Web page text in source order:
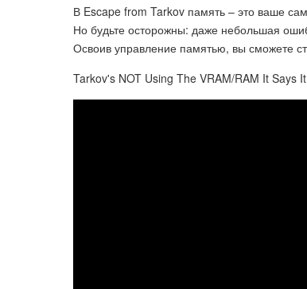
В Escape from Tarkov память – это ваше
Но будьте осторожны: даже небольшая
Освоив управление памятью, вы сможете
Tarkov's NOT Using The VRAM/RAM It Says